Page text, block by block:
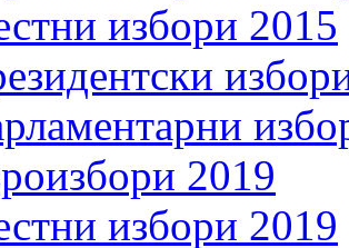
избори 2015
2019
избори 2019